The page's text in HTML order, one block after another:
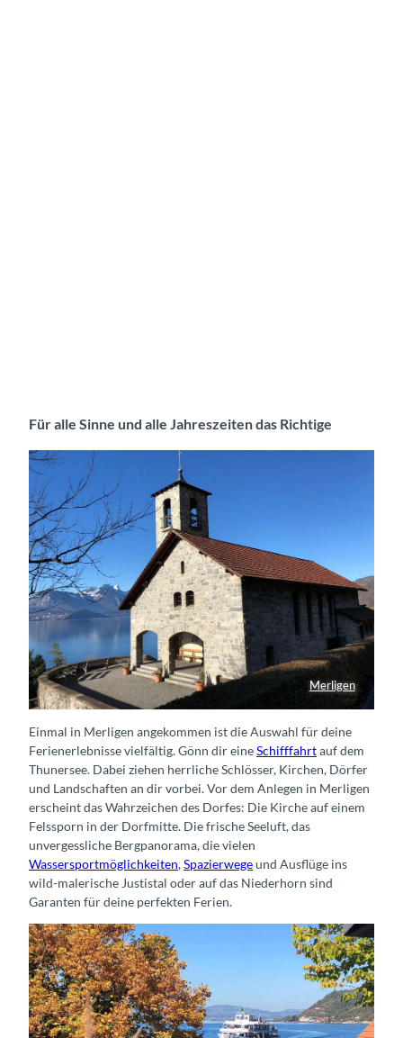
Für alle Sinne und alle Jahreszeiten das Richtige
Merligen
Kirche in Merligen
Einmal in Merligen angekommen ist die Auswahl für deine
Ferienerlebnisse vielfältig. Gönn dir eineSchifffahrtauf dem
Thunersee. Dabei ziehen herrliche Schlösser, Kirchen, Dörfer
und Landschaften an dir vorbei. Vor dem Anlegen in Merligen
erscheint das Wahrzeichen des Dorfes: Die Kirche auf einem
Felssporn in der Dorfmitte. Die frische Seeluft, das
unvergessliche Bergpanorama, die vielen
Wassersportmöglichkeiten,Spazierwegeund Ausflüge ins
wild-malerische Justistal oder auf das Niederhorn sind
Garanten für deine perfekten Ferien.